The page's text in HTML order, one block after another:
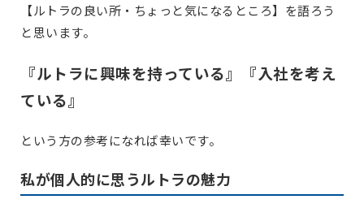
【ルトラの良い所・ちょっと気になるところ】を語ろう
と思います。
『ルトラに興味を持っている』『入社を考え
ている』
という方の参考になれば幸いです。
私が個人的に思うルトラの魅力